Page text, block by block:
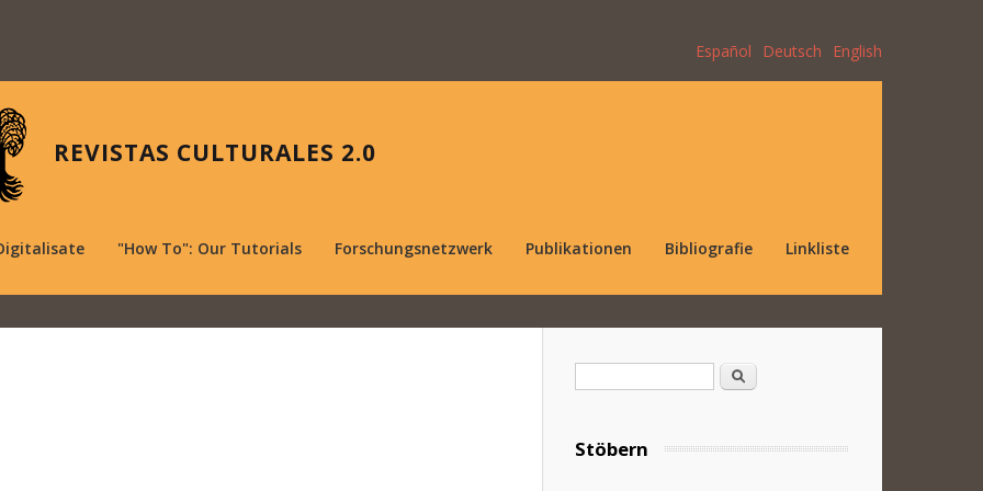
Español Deutsch English
REVISTAS CULTURALES 2.0
"How To": Our Tutorials Forschungsnetzwerk Publikationen Bibliografie Linkliste
Suche
Stöbern